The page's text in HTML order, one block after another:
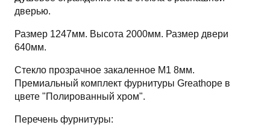
дверью.
Размер 1247мм. Высота 2000мм. Размер двери
640мм.
Стекло прозрачное закаленное М1 8мм.
Премиальный комплект фурнитуры Greathope в
цвете "Полированный хром".
Перечень фурнитуры: